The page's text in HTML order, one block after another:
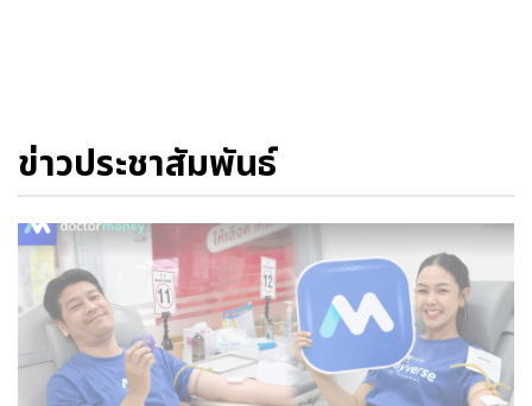
ข่าวประชาสัมพันธ์